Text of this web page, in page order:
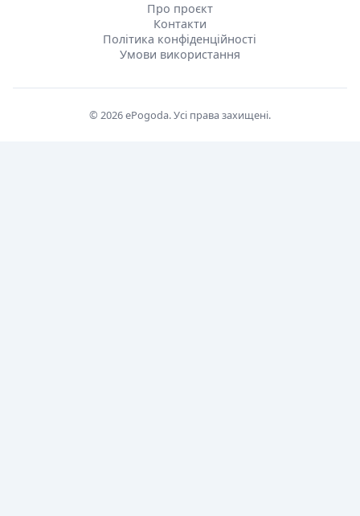
Про проєкт
Контакти
Політика конфіденційності
Умови використання
© 2026 ePogoda. Усі права захищені.